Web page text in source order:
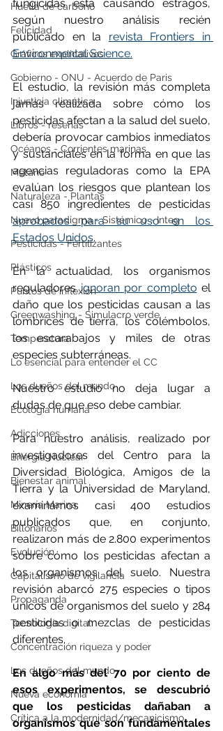
Huella de carbono
Felicidad
Gráficos explicativos
Gobierno - ONU - Acuerdo de Paris
Injusticia climática
Libros - reseñas
Océanos - Corrientes marinas
Metano
Naturaleza - Plantas
Nuevo paradigma - Sistémico - Integ
Pesticidas - Fertilizantes
Plásticos
Puntos de inflexión
Greenwashing - Simulacro verde
Temperatura
Lo esencial para entender el CC
Los dueños del mundo
Ecología humana
Adicciones
Energía Nuclear
Bienestar animal
Minería Marina
Billonarios
Evolución
Capitalismo de vigilancia
Propaganda
Tecnología digital
Concentración riqueza y poder
Los dueños del mundo
Nueva economía
Crítica a la modernidad/mecanicismo
fungicidas está causando estragos,
según nuestro análisis recién
publicado en la revista Frontiers in
Environmental Science.
El estudio, la revisión más completa
jamás realizada sobre cómo los
pesticidas afectan a la salud del suelo,
debería provocar cambios inmediatos
y sustanciales en la forma en que las
agencias reguladoras como la EPA
evalúan los riesgos que plantean los
aprobados para su uso en los
Estados Unidos.
En la actualidad, los organismos
reguladores ignoran por completo el
daño que los pesticidas causan a las
lombrices de tierra, los colémbolos,
los escarabajos y miles de otras
especies subterráneas.
Nuestro estudio no deja lugar a
dudas de que eso debe cambiar.
Para nuestro análisis, realizado por
investigadores del Centro para la
Diversidad Biológica, Amigos de la
Tierra y la Universidad de Maryland,
examinamos casi 400 estudios
publicados que, en conjunto,
realizaron más de 2.800 experimentos
sobre cómo los pesticidas afectan a
los organismos del suelo. Nuestra
revisión abarcó 275 especies o tipos
únicos de organismos del suelo y 284
pesticidas o mezclas de pesticidas
diferentes.
En algo más del 70 por ciento de
esos experimentos, se descubrió
que los pesticidas dañaban a
organismos que son fundamentales